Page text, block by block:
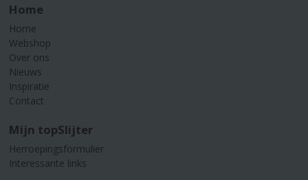
Home
Home
Webshop
Over ons
Nieuws
Inspiratie
Contact
Mijn topSlijter
Herroepingsformulier
Interessante links